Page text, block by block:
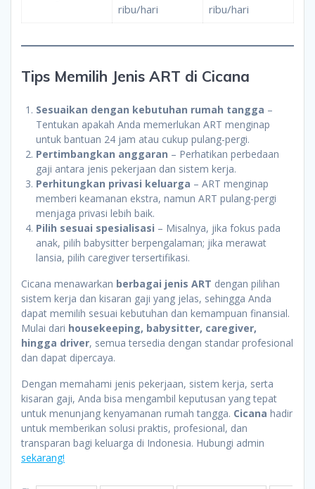
ribu/hari
ribu/hari
Tips Memilih Jenis ART di Cicana
Sesuaikan dengan kebutuhan rumah tangga –
Tentukan apakah Anda memerlukan ART menginap
untuk bantuan 24 jam atau cukup pulang-pergi.
Pertimbangkan anggaran – Perhatikan perbedaan
gaji antara jenis pekerjaan dan sistem kerja.
Perhitungkan privasi keluarga – ART menginap
memberi keamanan ekstra, namun ART pulang-pergi
menjaga privasi lebih baik.
Pilih sesuai spesialisasi – Misalnya, jika fokus pada
anak, pilih babysitter berpengalaman; jika merawat
lansia, pilih caregiver tersertifikasi.
Cicana menawarkan berbagai jenis ART dengan pilihan
sistem kerja dan kisaran gaji yang jelas, sehingga Anda
dapat memilih sesuai kebutuhan dan kemampuan finansial.
Mulai dari housekeeping, babysitter, caregiver,
hingga driver, semua tersedia dengan standar profesional
dan dapat dipercaya.
Dengan memahami jenis pekerjaan, sistem kerja, serta
kisaran gaji, Anda bisa mengambil keputusan yang tepat
untuk menunjang kenyamanan rumah tangga. Cicana hadir
untuk memberikan solusi praktis, profesional, dan
transparan bagi keluarga di Indonesia. Hubungi admin
sekarang!